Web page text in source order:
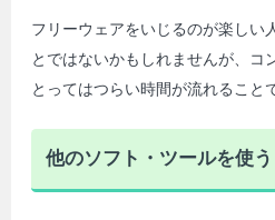
フリーウェアをいじるのが楽しい
とではないかもしれませんが、コ
とってはつらい時間が流れること
他のソフト・ツールを使う